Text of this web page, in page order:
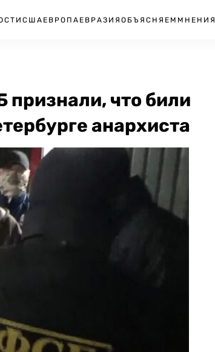
США ЕВРОПА ЕВРАЗИЯ ОБЪЯСНЯЕМ МНЕНИЯ
что били
анархиста